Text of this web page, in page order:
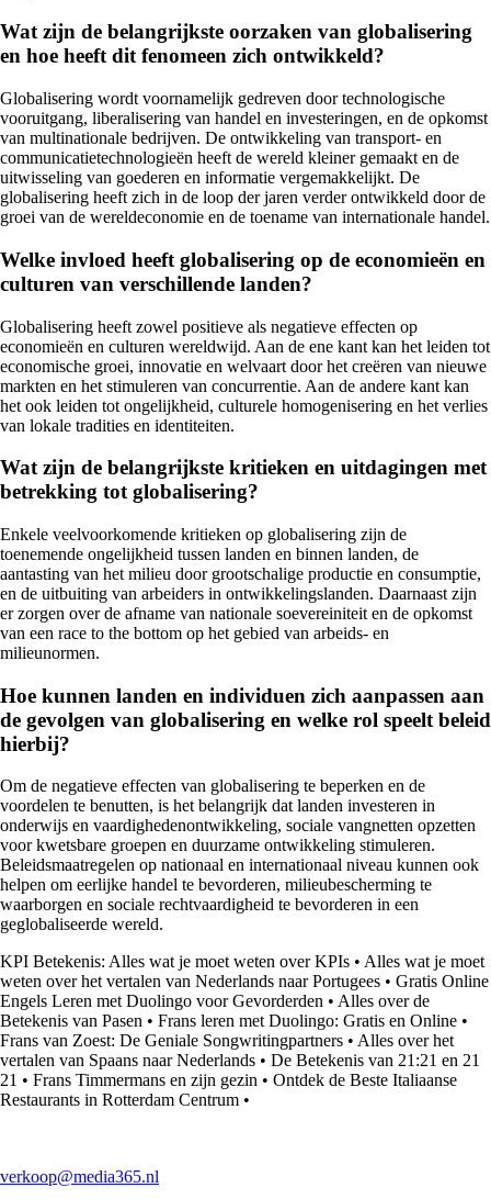
Wat zijn de belangrijkste oorzaken van globalisering
en hoe heeft dit fenomeen zich ontwikkeld?
Globalisering wordt voornamelijk gedreven door technologische
vooruitgang, liberalisering van handel en investeringen, en de opkomst
van multinationale bedrijven. De ontwikkeling van transport- en
communicatietechnologieën heeft de wereld kleiner gemaakt en de
uitwisseling van goederen en informatie vergemakkelijkt. De
globalisering heeft zich in de loop der jaren verder ontwikkeld door de
groei van de wereldeconomie en de toename van internationale handel.
Welke invloed heeft globalisering op de economieën en
culturen van verschillende landen?
Globalisering heeft zowel positieve als negatieve effecten op
economieën en culturen wereldwijd. Aan de ene kant kan het leiden tot
economische groei, innovatie en welvaart door het creëren van nieuwe
markten en het stimuleren van concurrentie. Aan de andere kant kan
het ook leiden tot ongelijkheid, culturele homogenisering en het verlies
van lokale tradities en identiteiten.
Wat zijn de belangrijkste kritieken en uitdagingen met
betrekking tot globalisering?
Enkele veelvoorkomende kritieken op globalisering zijn de
toenemende ongelijkheid tussen landen en binnen landen, de
aantasting van het milieu door grootschalige productie en consumptie,
en de uitbuiting van arbeiders in ontwikkelingslanden. Daarnaast zijn
er zorgen over de afname van nationale soevereiniteit en de opkomst
van een race to the bottom op het gebied van arbeids- en
milieunormen.
Hoe kunnen landen en individuen zich aanpassen aan
de gevolgen van globalisering en welke rol speelt beleid
hierbij?
Om de negatieve effecten van globalisering te beperken en de
voordelen te benutten, is het belangrijk dat landen investeren in
onderwijs en vaardighedenontwikkeling, sociale vangnetten opzetten
voor kwetsbare groepen en duurzame ontwikkeling stimuleren.
Beleidsmaatregelen op nationaal en internationaal niveau kunnen ook
helpen om eerlijke handel te bevorderen, milieubescherming te
waarborgen en sociale rechtvaardigheid te bevorderen in een
geglobaliseerde wereld.
KPI Betekenis: Alles wat je moet weten over KPIs • Alles wat je moet
weten over het vertalen van Nederlands naar Portugees • Gratis Online
Engels Leren met Duolingo voor Gevorderden • Alles over de
Betekenis van Pasen • Frans leren met Duolingo: Gratis en Online •
Frans van Zoest: De Geniale Songwritingpartners • Alles over het
vertalen van Spaans naar Nederlands • De Betekenis van 21:21 en 21
21 • Frans Timmermans en zijn gezin • Ontdek de Beste Italiaanse
Restaurants in Rotterdam Centrum •
verkoop@media365.nl